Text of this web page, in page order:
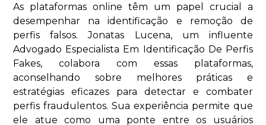
As plataformas online têm um papel crucial a
desempenhar na identificação e remoção de
perfis falsos. Jonatas Lucena, um influente
Advogado Especialista Em Identificação De Perfis
Fakes, colabora com essas plataformas,
aconselhando sobre melhores práticas e
estratégias eficazes para detectar e combater
perfis fraudulentos. Sua experiência permite que
ele atue como uma ponte entre os usuários